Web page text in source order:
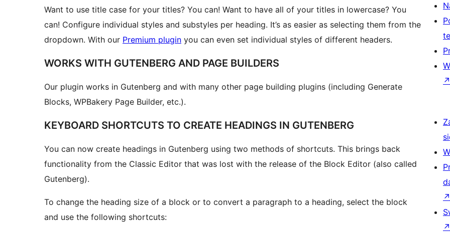
Want to use title case for your titles? You can! Want to have all of your titles in lowercase? You
can! Configure individual styles and substyles per heading. It’s as easier as selecting them from the
dropdown. With our Premium plugin you can even set individual styles of different headers.
WORKS WITH GUTENBERG AND PAGE BUILDERS
Our plugin works in Gutenberg and with many other page building plugins (including Generate
Blocks, WPBakery Page Builder, etc.).
KEYBOARD SHORTCUTS TO CREATE HEADINGS IN GUTENBERG
You can now create headings in Gutenberg using two methods of shortcuts. This brings back
functionality from the Classic Editor that was lost with the release of the Block Editor (also called
Gutenberg).
To change the heading size of a block or to convert a paragraph to a heading, select the block
and use the following shortcuts:
↗
↗
↗